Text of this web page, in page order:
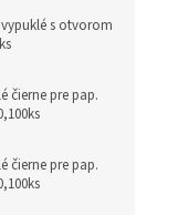
s otvorom
čierne pre pap.
čierne pre pap.